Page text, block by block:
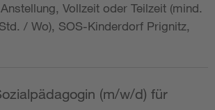
Vollzeit oder Teilzeit (mind.
/ Wo), SOS-Kinderdorf Prignitz,
(m/w/d) für